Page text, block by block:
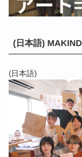
(日本語)
(日本語)